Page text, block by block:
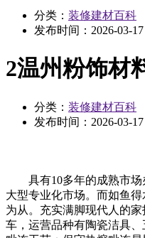
分类： 装修建材百科
发布时间： 2026-03-
2温州粉饰材
分类： 装修建材百科
发布时间： 2026-03-
具有10多年的成熟市场办
大型专业化市场。而如鱼
为从。充实满脚现代人的
车，运营品种有陶瓷洁具